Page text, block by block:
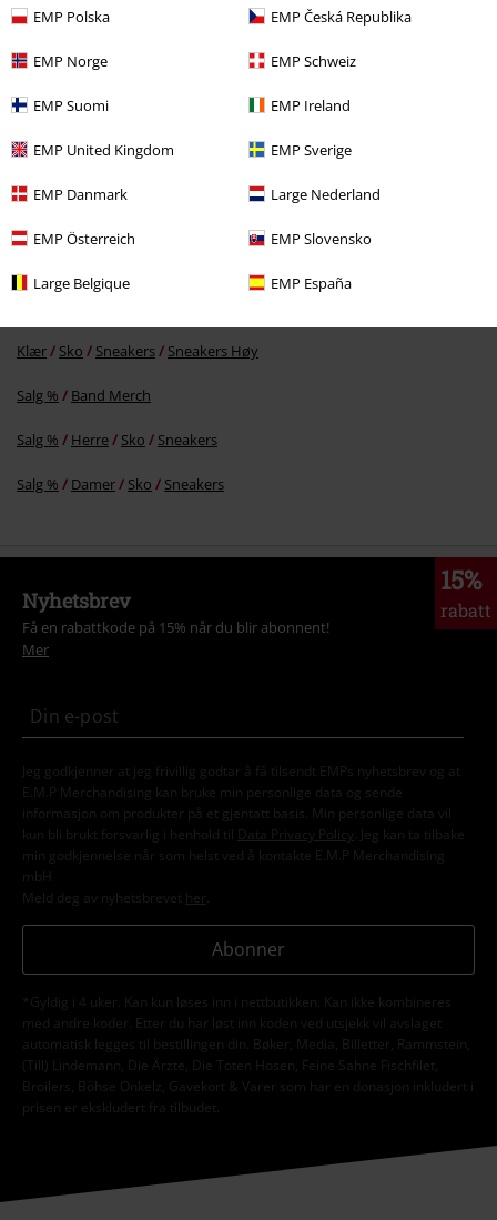
EMP Polska EMP Česká Republika
EMP Norge EMP Schweiz
EMP Suomi EMP Ireland
EMP United Kingdom EMP Sverige
EMP Danmark Large Nederland
EMP Österreich EMP Slovensko
Large Belgique EMP España
kr 799,00
Flere kategorier. Flere valgmuligheter.
Klær Sko Sneakers Sneakers Høy
Salg % Band Merch
Salg % Herre Sko Sneakers
Salg % Damer Sko Sneakers
15%
rabatt
Nyhetsbrev
Få en rabattkode på 15% når du blir abonnent!
Mer
Jeg godkjenner at jeg frivillig godtar å få tilsendt EMPs nyhetsbrev og at
E.M.P Merchandising kan bruke min personlige data og sende
informasjon om produkter på et gjentatt basis. Min personlige data vil
kun bli brukt forsvarlig i henhold til
Data Privacy Policy
. Jeg kan ta tilbake
min godkjennelse når som helst ved å kontakte E.M.P Merchandising
mbH
Meld deg av nyhetsbrevet her
Abonner
*Gyldig i 4 uker. Kan kun løses inn i nettbutikken. Kan ikke kombineres
med andre koder. Etter du har løst inn koden ved utsjekk vil avslaget
automatisk legges til bestillingen din. Bøker, Media, Billetter, Rammstein,
(Till) Lindemann, Die Ärzte, Die Toten Hosen, Feine Sahne Fischfilet,
Broilers, Böhse Onkelz, Gavekort & Varer som har en donasjon inkludert i
prisen er ekskludert fra tilbudet.